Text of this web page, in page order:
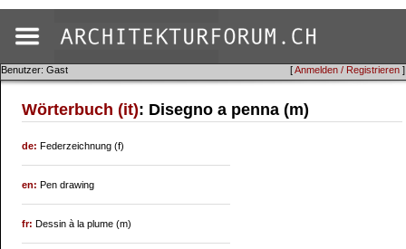
[Anmelden / Registrieren ]
Benutzer: Gast
Wörterbuch (it): Disegno a penna (m)
de:Federzeichnung (f)
en:Pen drawing
fr:Dessin à la plume (m)